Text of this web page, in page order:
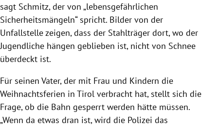
sagt Schmitz, der von „lebensgefährlichen
Sicherheitsmängeln“ spricht. Bilder von der
Unfallstelle zeigen, dass der Stahlträger dort, wo der
Jugendliche hängen geblieben ist, nicht von Schnee
überdeckt ist.
Für seinen Vater, der mit Frau und Kindern die
Weihnachtsferien in Tirol verbracht hat, stellt sich die
Frage, ob die Bahn gesperrt werden hätte müssen.
„Wenn da etwas dran ist, wird die Polizei das